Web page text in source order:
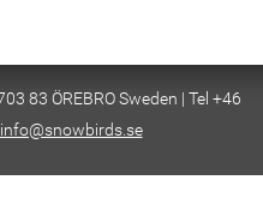
83 ÖREBRO Sweden | Tel +46
info@snowbirds.se